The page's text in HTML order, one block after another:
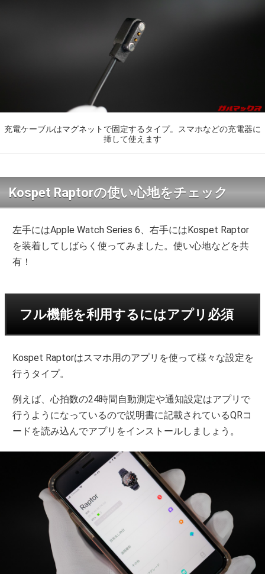
充電ケーブルはマグネットで固定するタイプ。スマホなどの充電器に
挿して使えます
Kospet Raptorの使い心地をチェック
左手にはApple Watch Series 6、右手にはKospet Raptor
を装着してしばらく使ってみました。使い心地などを共
有！
フル機能を利用するにはアプリ必須
Kospet Raptorはスマホ用のアプリを使って様々な設定を
行うタイプ。
例えば、心拍数の24時間自動測定や通知設定はアプリで
行うようになっているので説明書に記載されているQRコ
ードを読み込んでアプリをインストールしましょう。